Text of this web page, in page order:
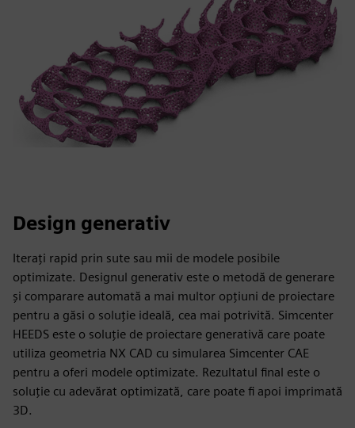
Design generativ
Iterați rapid prin sute sau mii de modele posibile
optimizate. Designul generativ este o metodă de generare
și comparare automată a mai multor opțiuni de proiectare
pentru a găsi o soluție ideală, cea mai potrivită. Simcenter
HEEDS este o soluție de proiectare generativă care poate
utiliza geometria NX CAD cu simularea Simcenter CAE
pentru a oferi modele optimizate. Rezultatul final este o
soluție cu adevărat optimizată, care poate fi apoi imprimată
3D.